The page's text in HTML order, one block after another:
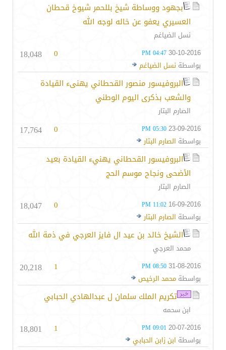
بجهود ووساطة شيخ بللحمر شيوخ قحطان
العسيري يعفو عن خاله لوجه الله
نسل الضياغم
30-10-2016
04:47 PM
بواسطة نسل الضياغم
0
18,048
البروفيسور منصور القحطاني يهنىء القيادة
والشعب بذكرى اليوم الوطني
الصارم البتار
23-09-2016
05:30 PM
بواسطة الصارم البتار
0
17,764
البروفيسور القحطاني يهنيء القيادة بعيد
الأضحى ونجاح موسم الحج
الصارم البتار
16-09-2016
11:02 PM
بواسطة الصارم البتار
0
18,047
الشيخ خالد بن عيد ال فايز العرجي في ذمة الله
محمد العرجي
31-08-2016
08:50 PM
بواسطة محمد الرخيص
1
20,218
تكريم الملك سلمان ل عبدالهادي الحبابي
ابن سحمه
20-07-2016
09:01 PM
بواسطة ابن زابن الحبابي
1
18,801